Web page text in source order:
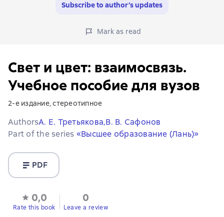
Subscribe to author’s updates
Mark as read
Свет и цвет: взаимосвязь.
Учебное пособие для вузов
2-е издание, стереотипное
AuthorsА. Е. Третьякова,В. В. Сафонов
Part of the series «Высшее образование (Лань)»
PDF
0,0
Rate this book
0
Leave a review